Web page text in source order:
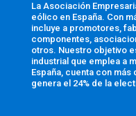
La Asociación
eólico en España. Con
incluye a promotores,
componentes,
otros. Nuestro objetivo
industrial que emplea a
España, cuenta con
genera el 24% de la